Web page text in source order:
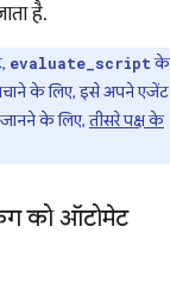
है.
evaluate_scriptके
बचाने के लिए, इसे अपने एजेंट
जानने के लिए,तीसरे पक्ष के
को ऑटोमेट